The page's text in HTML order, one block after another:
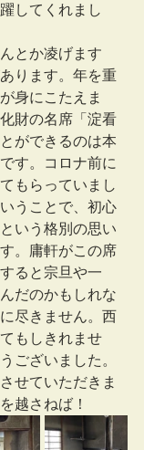
してくれまし
とか凌げます
ります。年を重
身にこたえま
財の名席「淀看
ができるのは本
す。コロナ前に
もらっていまし
うことで、初心
いう格別の思い
。庸軒がこの席
ると宗旦や一
だのかもしれな
尽きません。西
もしきれませ
ございました。
せていただきま
越さねば！